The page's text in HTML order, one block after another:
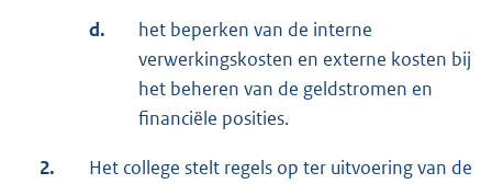
d.
het beperken van de interne
verwerkingskosten en externe kosten bij
het beheren van de geldstromen en
financiële posities.
2.
Het college stelt regels op ter uitvoering van de